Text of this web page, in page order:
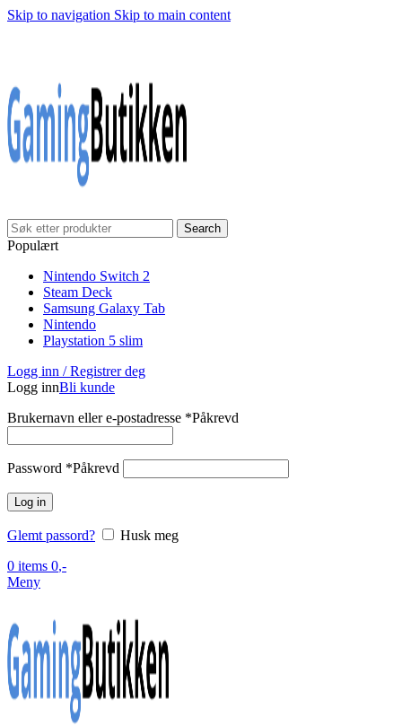
Skip to navigation Skip to main content
Search
Populært
Nintendo Switch 2
Steam Deck
Samsung Galaxy Tab
Nintendo
Playstation 5 slim
Logg inn / Registrer deg
Logg innBli kunde
Brukernavn eller e-postadresse *Påkrevd
Password *Påkrevd
Log in
Glemt passord?
Husk meg
0 items 0,-
Meny